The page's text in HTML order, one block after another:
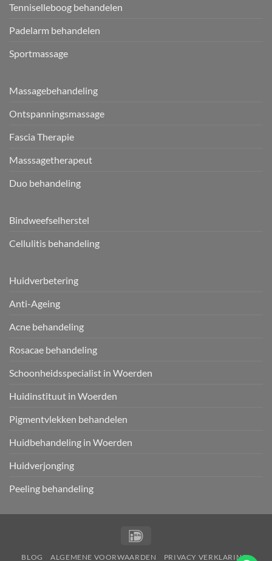
Tenniselleboog behandelen
Padelarm behandelen
Sportmassage
Massagebehandeling
Ontspanningsmassage
Fascia Therapie
Masssagetherapeut
Duo behandeling
Bindweefselherstel
Cellulitis behandeling
Huidverbetering
Anti-Ageing
Acne behandeling
Rosacae behandeling
Schoonheidsspecialist in Woerden
Huidinstituut in Woerden
Pigmentvlekken behandelen
Huidbehandeling in Woerden
Huidverjonging
Peeling behandeling
BLOG ALGEMENE VOORWAARDEN
PRIVACY VERKLARING